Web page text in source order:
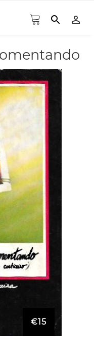
search person_outline
€15